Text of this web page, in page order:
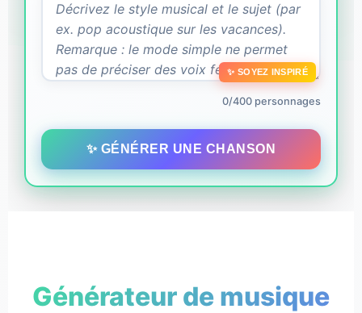
✨ SOYEZ INSPIRÉ
0/400 personnages
✨ GÉNÉRER UNE CHANSON
Générateur de musique